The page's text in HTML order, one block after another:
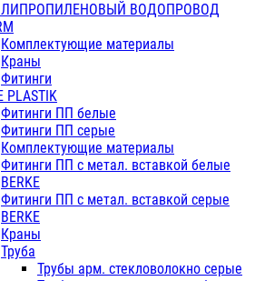
ВОДОПРОВОД
Комплектующие материалы
Краны
Фитинги
PLASTIK
Фитинги ПП белые
Фитинги ПП серые
Комплектующие материалы
Фитинги ПП с метал. вставкой белые
BERKE
Фитинги ПП с метал. вставкой серые
BERKE
Краны
Труба
Трубы арм. стекловолокно серые